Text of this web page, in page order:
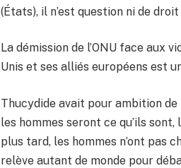
(États), il n’est question ni de
La démission de l’ONU face aux
Unis et ses alliés européens est
Thucydide avait pour ambition
les hommes seront ce qu’ils
plus tard, les hommes n’ont pas
relève autant de monde pour